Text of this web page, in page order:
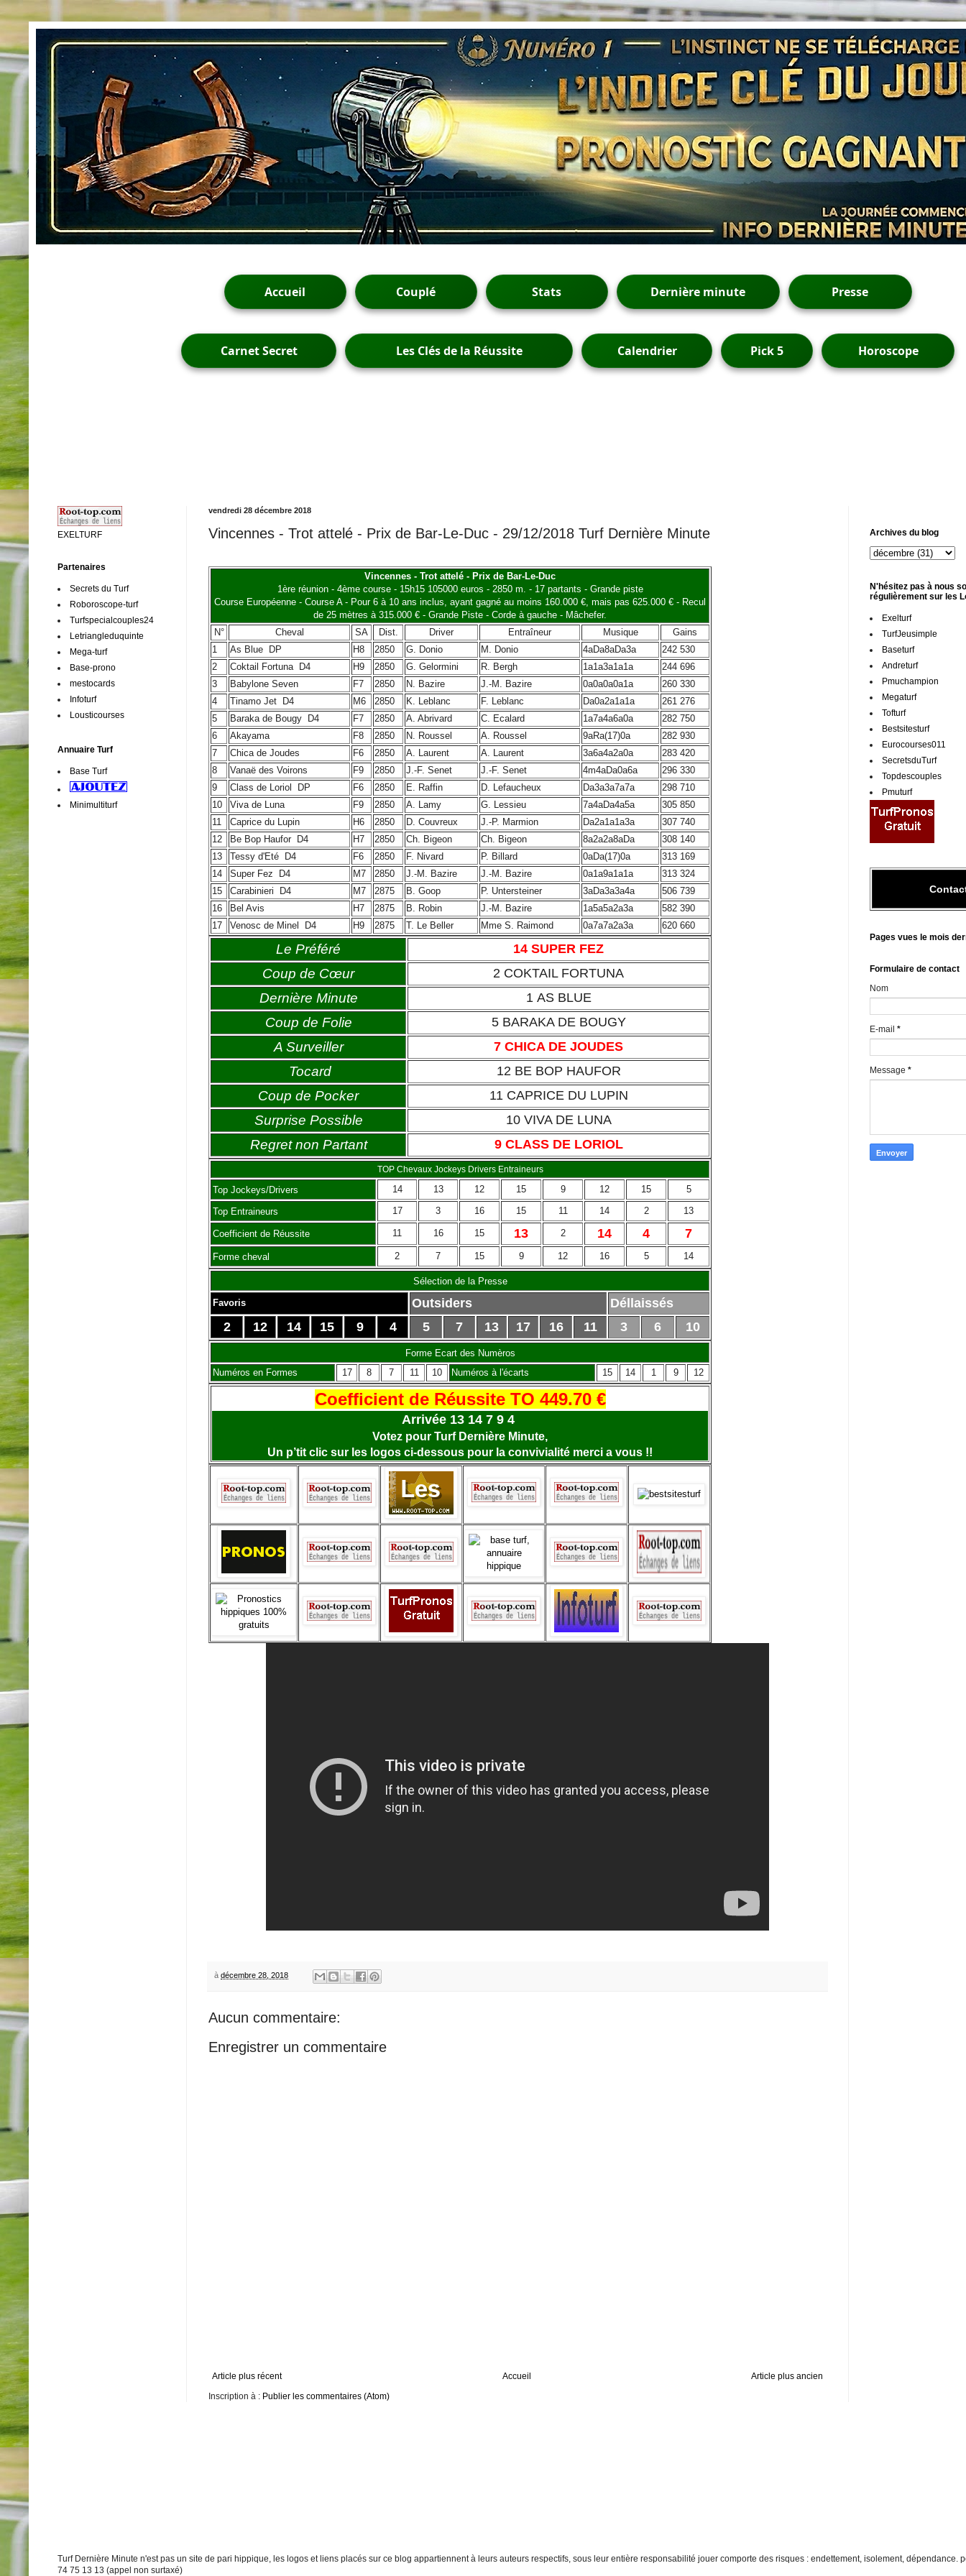
Accueil Couplé Stats Dernière minute Presse
Carnet Secret Les Clés de la Réussite Calendrier Pick 5 Horoscope
vendredi 28 décembre 2018
Vincennes - Trot attelé - Prix de Bar-Le-Duc - 29/12/2018 Turf Dernière Minute
Vincennes - Trot attelé - Prix de Bar-Le-Duc
1ère réunion - 4ème course - 15h15 105000 euros - 2850 m. - 17 partants - Grande piste
Course Européenne - Course A - Pour 6 à 10 ans inclus, ayant gagné au moins 160.000 €, mais pas 625.000 € - Recul
de 25 mètres à 315.000 € - Grande Piste - Corde à gauche - Mâchefer.
N°
Cheval SA Dist. Driver Entraîneur Musique
Gains
1
As Blue DP H8 2850 G. Donio M. Donio 4aDa8aDa3a
242 530
2
Coktail FortunaD4 H9 2850 G. Gelormini R. Bergh 1a1a3a1a1a
244 696
3
Babylone Seven F7 2850 N. Bazire J.-M. Bazire 0a0a0a0a1a
260 330
4
Tinamo Jet D4 M6 2850 K. Leblanc F. Leblanc Da0a2a1a1a
261 276
5
Baraka de Bougy D4 F7 2850 A. Abrivard C. Ecalard 1a7a4a6a0a
282 750
6
Akayama F8 2850 N. Roussel A. Roussel 9aRa(17)0a
282 930
7
Chica de Joudes F6 2850 A. Laurent A. Laurent 3a6a4a2a0a
283 420
8
Vanaë des Voirons F9 2850 J.-F. Senet J.-F. Senet 4m4aDa0a6a
296 330
9
Class de Loriol DP F6 2850 E. Raffin D. Lefaucheux Da3a3a7a7a
298 710
10
Viva de Luna F9 2850 A. Lamy G. Lessieu 7a4aDa4a5a
305 850
11
Caprice du Lupin H6 2850 D. Couvreux J.-P. Marmion Da2a1a1a3a
307 740
12
Be Bop Haufor D4 H7 2850 Ch. Bigeon Ch. Bigeon 8a2a2a8aDa
308 140
13
Tessy d'Eté D4 F6 2850 F. Nivard P. Billard 0aDa(17)0a
313 169
14
Super Fez D4 M7 2850 J.-M. Bazire J.-M. Bazire 0a1a9a1a1a
313 324
15
Carabinieri D4 M7 2875 B. Goop P. Untersteiner 3aDa3a3a4a
506 739
16
Bel Avis H7 2875 B. Robin J.-M. Bazire 1a5a5a2a3a
582 390
17
Venosc de Minel D4 H9 2875 T. Le Beller Mme S. Raimond 0a7a7a2a3a 620 660
Le Préféré 14 SUPER FEZ
Coup de Cœur 2 COKTAIL FORTUNA
Dernière Minute 1 AS BLUE
Coup de Folie 5 BARAKA DE BOUGY
A Surveiller 7 CHICA DE JOUDES
Tocard 12 BE BOP HAUFOR
Coup de Pocker 11 CAPRICE DU LUPIN
Surprise Possible 10 VIVA DE LUNA
Regret non Partant 9 CLASS DE LORIOL
TOP Chevaux Jockeys Drivers Entraineurs
Top Jockeys/Drivers 14 13 12 15 9 12 15 5
Top Entraineurs 17 3 16 15 11 14 2 13
Coefficient de Réussite 11 16 15 13 2 14 4 7
Forme cheval 2 7 15 9 12 16 5 14
Sélection de la Presse
Favoris
Outsiders
Déllaissés
2
12 14 15 9 4 5 7 13 17 16 11 3 6 10
Forme Ecart des Numèros
Numéros en Formes
17 8 7 11 10 Numéros à l'écarts 15 14 1 9 12
Coefficient de Réussite TO 449.70 €
Arrivée 13 14 7 9 4
Votez pour Turf Dernière Minute,
Un p’tit clic sur les logos ci-dessous pour la convivialité merci a vous !!
à décembre 28, 2018
Aucun commentaire:
Enregistrer un commentaire
Article plus récent Article plus ancien
Accueil
Inscription à : Publier les commentaires (Atom)
EXELTURF
Partenaires
Secrets du Turf
Roboroscope-turf
Turfspecialcouples24
Letriangleduquinte
Mega-turf
Base-prono
mestocards
Infoturf
Lousticourses
Annuaire Turf
Base Turf
Minimultiturf
Archives du blog
N'hésitez pas à nous
régulièrement sur les
Exelturf
TurfJeusimple
Baseturf
Andreturf
Pmuchampion
Megaturf
Tofturf
Bestsitesturf
Eurocourses011
SecretsduTurf
Topdescouples
Pmuturf
Pages vues le mois
Formulaire de contact
Nom
E-mail *
Message *
Turf Dernière Minute n'est pas un site de pari hippique, les logos et liens placés sur ce blog appartiennent à leurs auteurs respectifs, sous leur entière responsabilité jouer comporte des risques : endettement, isolement, dépendance.
74 75 13 13 (appel non surtaxé)